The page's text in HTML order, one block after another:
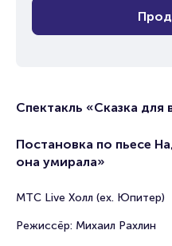
Спектакль «Сказка для
Постановка по пьесе
она умирала»
МТС Live Холл (ex. Юпитер)
Режиссёр: Михаил Рахлин